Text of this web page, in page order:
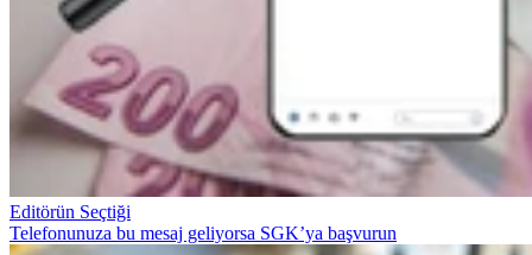
Editörün Seçtiği
Telefonunuza bu mesaj geliyorsa SGK’ya başvurun